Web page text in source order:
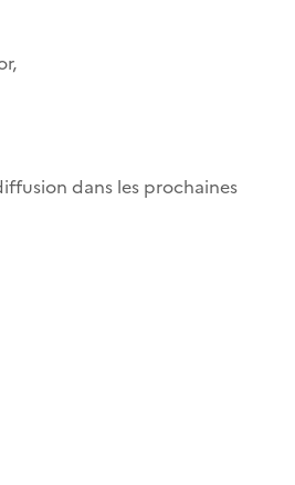
dans les prochaines